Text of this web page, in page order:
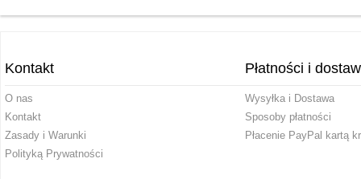
Kontakt
O nas
Kontakt
Zasady i Warunki
Polityką Prywatności
Płatności i
Wysyłka i Dostawa
Sposoby płatności
Płacenie PayPal kartą